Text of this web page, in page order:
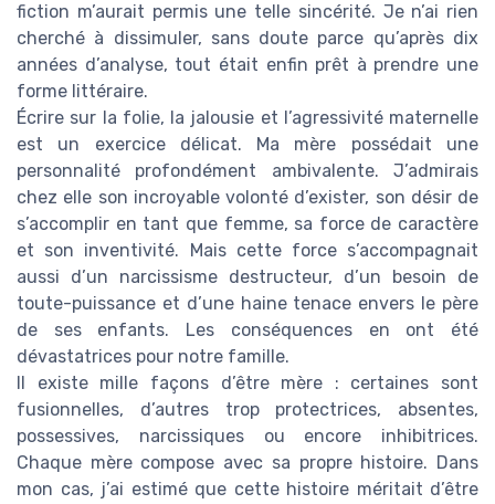
fiction m’aurait permis une telle sincérité. Je n’ai rien
cherché à dissimuler, sans doute parce qu’après dix
années d’analyse, tout était enfin prêt à prendre une
forme littéraire.
Écrire sur la folie, la jalousie et l’agressivité maternelle
est un exercice délicat. Ma mère possédait une
personnalité profondément ambivalente. J’admirais
chez elle son incroyable volonté d’exister, son désir de
s’accomplir en tant que femme, sa force de caractère
et son inventivité. Mais cette force s’accompagnait
aussi d’un narcissisme destructeur, d’un besoin de
toute-puissance et d’une haine tenace envers le père
de ses enfants. Les conséquences en ont été
dévastatrices pour notre famille.
Il existe mille façons d’être mère : certaines sont
fusionnelles, d’autres trop protectrices, absentes,
possessives, narcissiques ou encore inhibitrices.
Chaque mère compose avec sa propre histoire. Dans
mon cas, j’ai estimé que cette histoire méritait d’être